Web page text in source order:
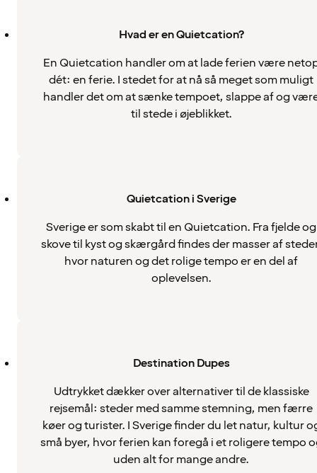
Hvad er en Quietcation?
En Quietcation handler om at lade ferien være
dét: en ferie. I stedet for at nå så meget som muligt
handler det om at sænke tempoet, slappe af og
til stede i øjeblikket.
Quietcation i Sverige
Sverige er som skabt til en Quietcation. Fra fjelde og
skove til kyst og skærgård findes der masser af
hvor naturen og det rolige tempo er en del af
oplevelsen.
Destination Dupes
Udtrykket dækker over alternativer til de klassiske
rejsemål: steder med samme stemning, men færre
køer og turister. I Sverige finder du let natur, kultur
små byer, hvor ferien kan foregå i et roligere tempo
uden alt for mange andre.